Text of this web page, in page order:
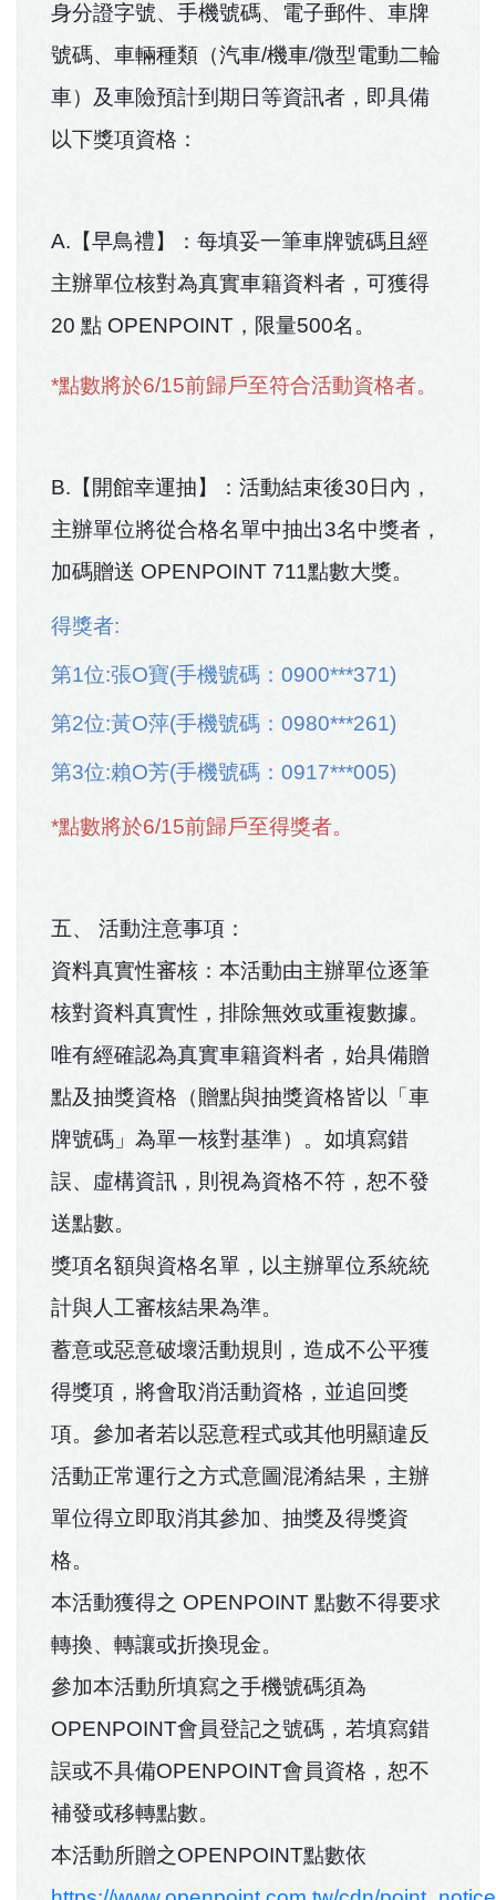
身分證字號、手機號碼、電子郵件、車牌
號碼、車輛種類（汽車/機車/微型電動二輪
車）及車險預計到期日等資訊者，即具備
以下獎項資格：
A.【早鳥禮】：每填妥一筆車牌號碼且經
主辦單位核對為真實車籍資料者，可獲得
20 點 OPENPOINT，限量500名。
*點數將於6/15前歸戶至符合活動資格者。
B.【開館幸運抽】：活動結束後30日內，
主辦單位將從合格名單中抽出3名中獎者，
加碼贈送 OPENPOINT 711點數大獎。
得獎者:
第1位:張O寶(手機號碼：0900***371)
第2位:黃O萍(手機號碼：0980***261)
第3位:賴O芳(手機號碼：0917***005)
*點數將於6/15前歸戶至得獎者。
五、 活動注意事項：
資料真實性審核：本活動由主辦單位逐筆
核對資料真實性，排除無效或重複數據。
唯有經確認為真實車籍資料者，始具備贈
點及抽獎資格（贈點與抽獎資格皆以「車
牌號碼」為單一核對基準）。如填寫錯
誤、虛構資訊，則視為資格不符，恕不發
送點數。
獎項名額與資格名單，以主辦單位系統統
計與人工審核結果為準。
蓄意或惡意破壞活動規則，造成不公平獲
得獎項，將會取消活動資格，並追回獎
項。參加者若以惡意程式或其他明顯違反
活動正常運行之方式意圖混淆結果，主辦
單位得立即取消其參加、抽獎及得獎資
格。
本活動獲得之 OPENPOINT 點數不得要求
轉換、轉讓或折換現金。
參加本活動所填寫之手機號碼須為
OPENPOINT會員登記之號碼，若填寫錯
誤或不具備OPENPOINT會員資格，恕不
補發或移轉點數。
本活動所贈之OPENPOINT點數依